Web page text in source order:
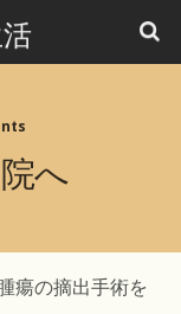
へ
瘍の摘出手術を